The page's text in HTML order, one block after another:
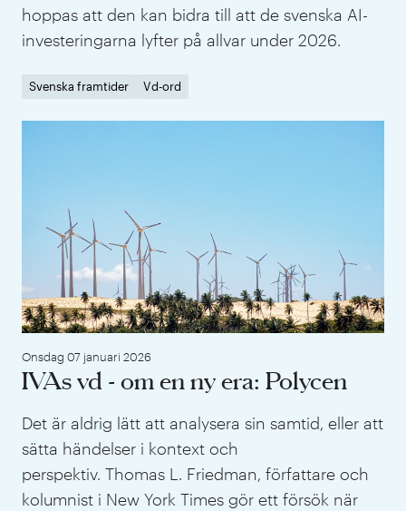
hoppas att den kan bidra till att de svenska AI-
investeringarna lyfter på allvar under 2026.
Svenska framtider Vd-ord
Onsdag 07 januari 2026
IVAs vd - om en ny era: Polycen
Det är aldrig lätt att analysera sin samtid, eller att
sätta händelser i kontext och
perspektiv. Thomas L. Friedman, författare och
kolumnist i New York Times gör ett försök när